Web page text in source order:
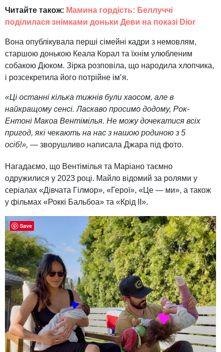
Читайте також: Мамина гордість: Беллуччі
поділилася знімками доньки Деви на показі Dior
Вона опублікувала перші сімейні кадри з немовлям,
старшою донькою Кеала Корал та їхнім улюбленим
собакою Дюком. Зірка розповіла, що народила хлопчика,
і розсекретила його потрійне ім’я.
«Ці останні кілька тижнів були хаосом, але в
найкращому сенсі. Ласкаво просимо додому, Рок-
Ентоні Макоа Вентімілья. Не можу дочекатися всіх
пригод, які чекають на нас з нашою родиною з 5
осіб!», — зворушливо написала Джара під фото.
Нагадаємо, що Вентімілья та Маріано таємно
одружилися у 2023 році. Майло відомий за ролями у
серіалах «Дівчата Гілмор», «Герої», «Це — ми», а також
у фільмах «Роккі Бальбоа» та «Крід II».
Save